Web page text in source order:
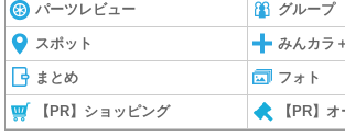
パーツレビュー グループ
スポット みんカラ
まとめ フォト
【PR】ショッピング 【PR】